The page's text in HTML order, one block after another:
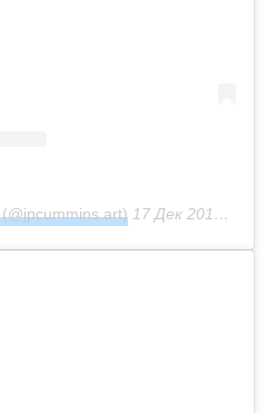
17 Дек 2018 в 6:23 PST